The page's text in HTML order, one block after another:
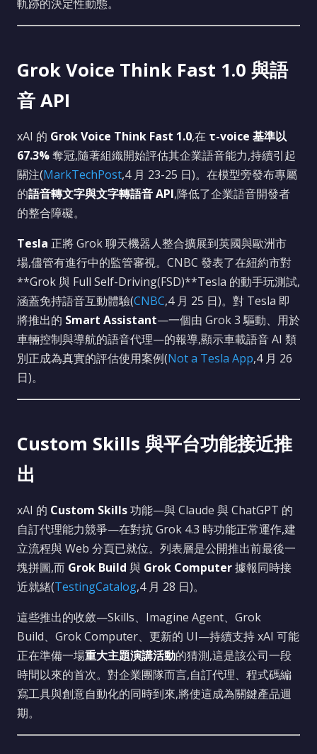
軌跡的決定性動態。
Grok Voice Think Fast 1.0 與語
音 API
xAI 的 Grok Voice Think Fast 1.0,在 τ-voice 基準以
67.3%奪冠,隨著組織開始評估其企業語音能力,持續引起
關注(MarkTechPost,4 月 23-25 日)。在模型旁發布專屬
的語音轉文字與文字轉語音 API,降低了企業語音開發者
的整合障礙。
Tesla 正將 Grok 聊天機器人整合擴展到英國與歐洲市
場,儘管有進行中的監管審視。CNBC 發表了在紐約市對
**Grok 與 Full Self-Driving(FSD)**Tesla 的動手玩測試,
涵蓋免持語音互動體驗(CNBC,4 月 25 日)。對 Tesla 即
將推出的 Smart Assistant—一個由 Grok 3 驅動、用於
車輛控制與導航的語音代理—的報導,顯示車載語音 AI 類
別正成為真實的評估使用案例(Not a Tesla App,4 月 26
日)。
Custom Skills 與平台功能接近推
出
xAI 的 Custom Skills功能—與 Claude 與 ChatGPT 的
自訂代理能力競爭—在對抗 Grok 4.3 時功能正常運作,建
立流程與 Web 分頁已就位。列表層是公開推出前最後一
塊拼圖,而 Grok Build 與 Grok Computer據報同時接
近就緒(TestingCatalog,4 月 28 日)。
這些推出的收斂—Skills、Imagine Agent、Grok
Build、Grok Computer、更新的 UI—持續支持 xAI 可能
正在準備一場重大主題演講活動的猜測,這是該公司一段
時間以來的首次。對企業團隊而言,自訂代理、程式碼編
寫工具與創意自動化的同時到來,將使這成為關鍵產品週
期。